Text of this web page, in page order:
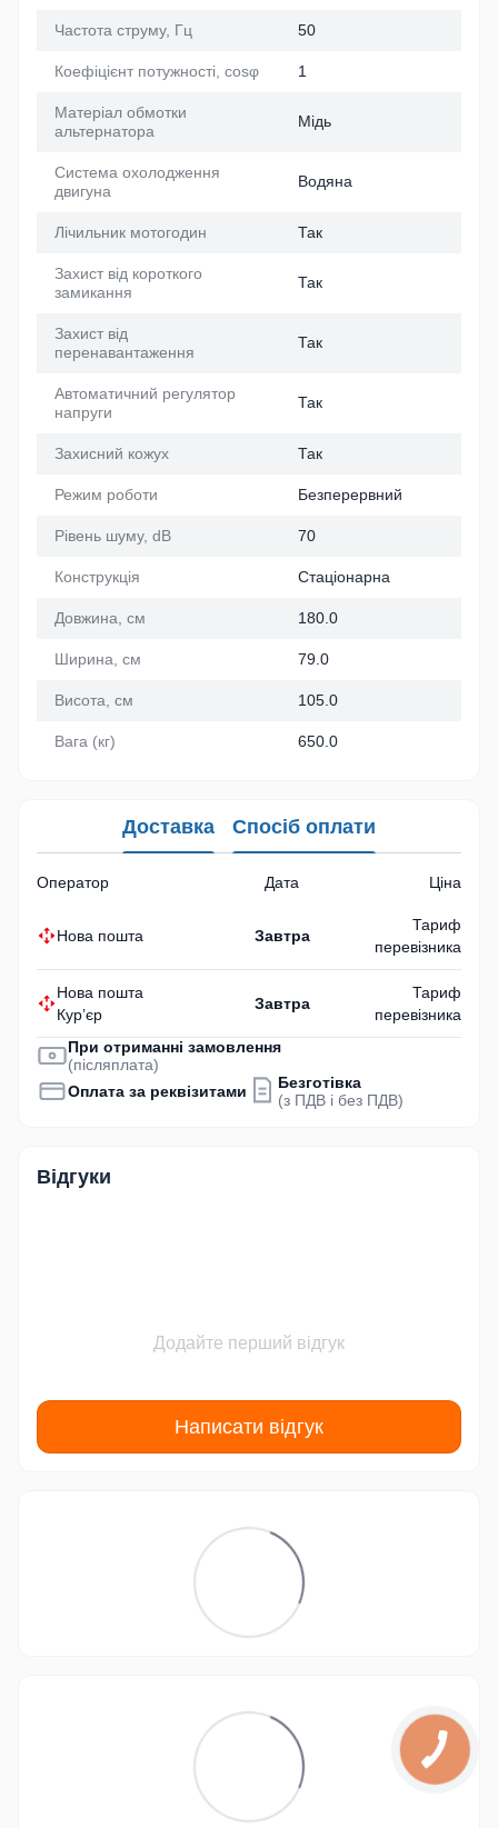
Частота струму, Гц 50
Коефіцієнт потужності, cosφ 1
Матеріал обмотки
альтернатора
Мідь
Система охолодження
двигуна
Водяна
Лічильник мотогодин Так
Захист від короткого
замикання
Так
Захист від
перенавантаження
Так
Автоматичний регулятор
напруги
Так
Захисний кожух Так
Режим роботи Безперервний
Рівень шуму, dB 70
Конструкція Стаціонарна
Довжина, см 180.0
Ширина, см 79.0
Висота, см 105.0
Вага (кг) 650.0
Доставка Спосіб оплати
Оператор Дата Ціна
Нова пошта Завтра
Тариф
перевізника
Нова пошта
Кур’єр
Завтра
Тариф
перевізника
При отриманні замовлення
(післяплата)
Оплата за реквізитами
Безготівка
(з ПДВ і без ПДВ)
Відгуки
Додайте перший відгук
Написати відгук